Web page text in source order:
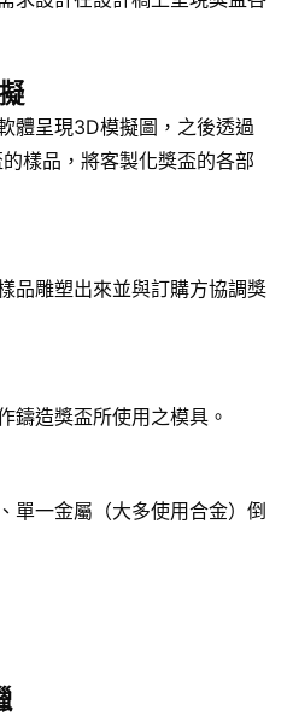
體呈現3D模擬圖，之後透過
樣品，將客製化獎盃的各部
品雕塑出來並與訂購方協調獎
鑄造獎盃所使用之模具。
單一金屬（大多使用合金）倒